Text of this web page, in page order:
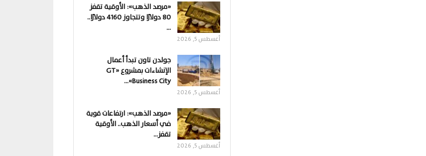
«مرصد الذهب»: الأوقية تقفز
80 دولارًا وتتجاوز 4160 دولارًا..
…
أغسطس 5, 2026
جولدن تاون تبدأ أعمال
الإنشاءات بمشروع «GT
Business City»…
أغسطس 5, 2026
«مرصد الذهب»: ارتفاعات قوية
في أسعار الذهب.. الأوقية
تقفز…
أغسطس 5, 2026